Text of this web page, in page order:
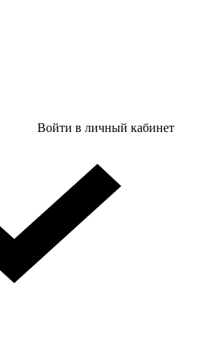
Войти в личный кабинет